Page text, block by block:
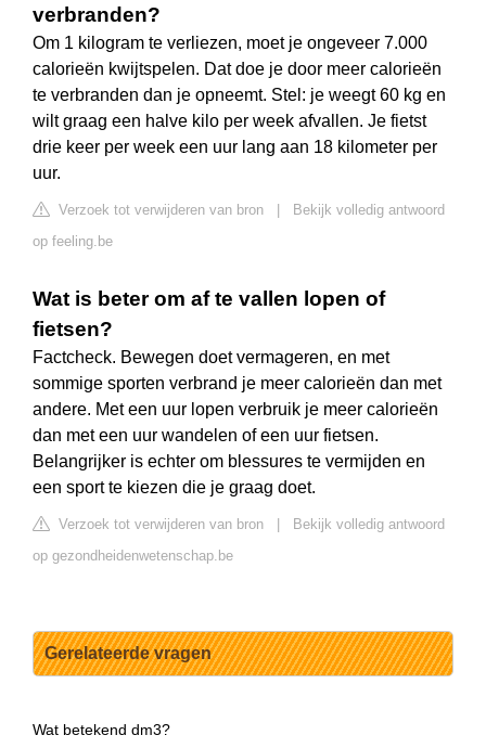
verbranden?
Om 1 kilogram te verliezen, moet je ongeveer 7.000
calorieën kwijtspelen. Dat doe je door meer calorieën
te verbranden dan je opneemt. Stel: je weegt 60 kg en
wilt graag een halve kilo per week afvallen. Je fietst
drie keer per week een uur lang aan 18 kilometer per
uur.
Verzoek tot verwijderen van bron
Bekijk volledig antwoord
op feeling.be
Wat is beter om af te vallen lopen of
fietsen?
Factcheck. Bewegen doet vermageren, en met
sommige sporten verbrand je meer calorieën dan met
andere. Met een uur lopen verbruik je meer calorieën
dan met een uur wandelen of een uur fietsen.
Belangrijker is echter om blessures te vermijden en
een sport te kiezen die je graag doet.
Verzoek tot verwijderen van bron
Bekijk volledig antwoord
op gezondheidenwetenschap.be
Gerelateerde vragen
Wat betekend dm3?